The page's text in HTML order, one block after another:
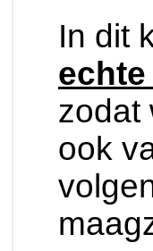
In dit
zodat
ook